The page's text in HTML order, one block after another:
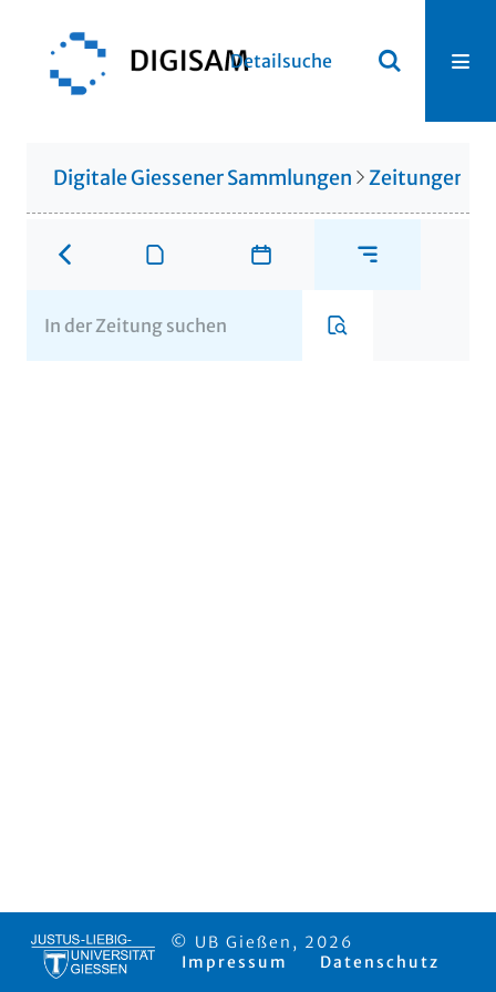
Detailsuche
Digitale Giessener Sammlungen Zeitungen
© UB Gießen, 2026
Impressum
Datenschutz